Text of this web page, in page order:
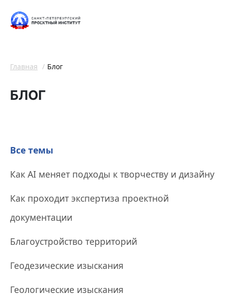
Главная Блог
БЛОГ
Все темы
Как AI меняет подходы к творчеству и дизайну
Как проходит экспертиза проектной
документации
Благоустройство территорий
Геодезические изыскания
Геологические изыскания